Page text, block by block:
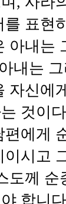
를 표현
아내는
아내는
자신에
것이다
편에게
이시고
도께 순
합니다